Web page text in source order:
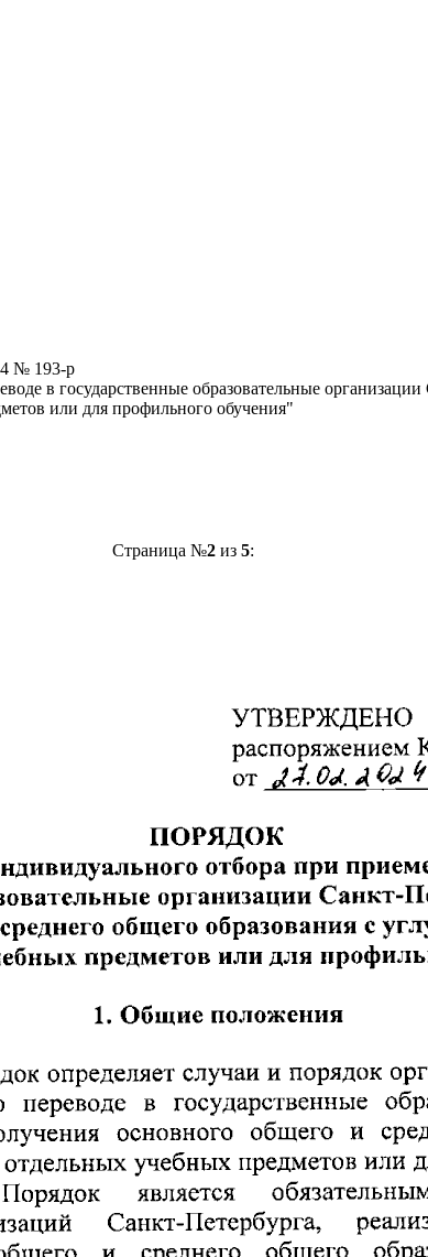
№ 193-р
в государственные образовательные
или для профильного обучения"
Страница №2из 5: